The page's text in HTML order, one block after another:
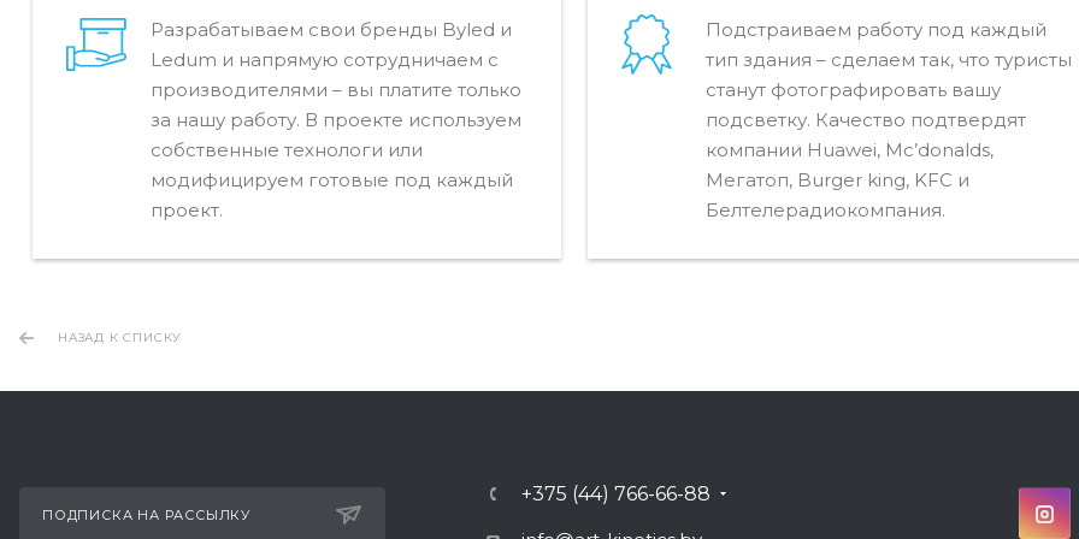
Разрабатываем свои бренды Byled и
Ledum и напрямую сотрудничаем с
производителями – вы платите только
за нашу работу. В проекте используем
собственные технологи или
модифицируем готовые под каждый
проект.
Подстраиваем работу под каждый
тип здания – сделаем так, что туристы
станут фотографировать вашу
подсветку. Качество подтвердят
компании Huawei, Mc’donalds,
Мегатоп, Burger king, KFC и
Белтелерадиокомпания.
НАЗАД К СПИСКУ
ПОДПИСКА НА РАССЫЛКУ
+375 (44) 766-66-88